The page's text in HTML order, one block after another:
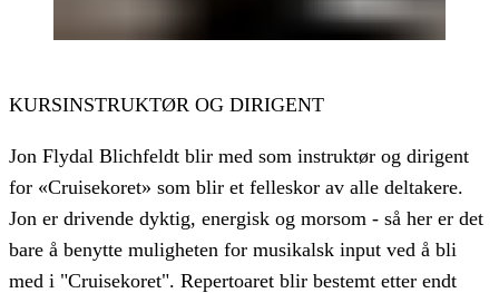
KURSINSTRUKTØR OG DIRIGENT
Jon Flydal Blichfeldt blir med som instruktør og dirigent
for «Cruisekoret» som blir et felleskor av alle deltakere.
Jon er drivende dyktig, energisk og morsom - så her er det
bare å benytte muligheten for musikalsk input ved å bli
med i "Cruisekoret". Repertoaret blir bestemt etter endt